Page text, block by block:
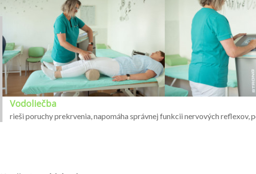
Vodoliečba
rieši poruchy prekrvenia, napomáha správnej funkcii nervových reflexov,